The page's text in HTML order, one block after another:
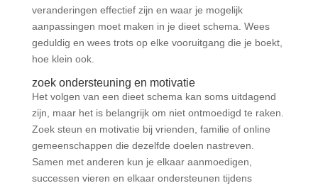
veranderingen effectief zijn en waar je mogelijk
aanpassingen moet maken in je dieet schema. Wees
geduldig en wees trots op elke vooruitgang die je boekt,
hoe klein ook.
zoek ondersteuning en motivatie
Het volgen van een dieet schema kan soms uitdagend
zijn, maar het is belangrijk om niet ontmoedigd te raken.
Zoek steun en motivatie bij vrienden, familie of online
gemeenschappen die dezelfde doelen nastreven.
Samen met anderen kun je elkaar aanmoedigen,
successen vieren en elkaar ondersteunen tijdens